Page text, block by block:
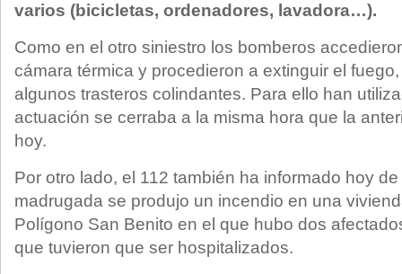
varios (bicicletas, ordenadores, lavadora…).
Como en el otro siniestro los bomberos
cámara térmica y procedieron a extinguir el
algunos trasteros colindantes. Para ello han
actuación se cerraba a la misma hora que la
hoy.
Por otro lado, el 112 también ha informado hoy
madrugada se produjo un incendio en una
Polígono San Benito en el que hubo dos
que tuvieron que ser hospitalizados.